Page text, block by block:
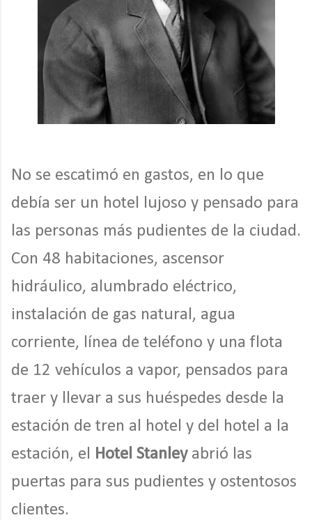
No se escatimó en gastos, en lo que
debía ser un hotel lujoso y pensado para
las personas más pudientes de la ciudad.
Con 48 habitaciones, ascensor
hidráulico, alumbrado eléctrico,
instalación de gas natural, agua
corriente, línea de teléfono y una flota
de 12 vehículos a vapor, pensados para
traer y llevar a sus huéspedes desde la
estación de tren al hotel y del hotel a la
estación, el Hotel Stanleyabrió las
puertas para sus pudientes y ostentosos
clientes.